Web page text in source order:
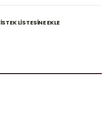
İSTEK LISTESINE EKLE